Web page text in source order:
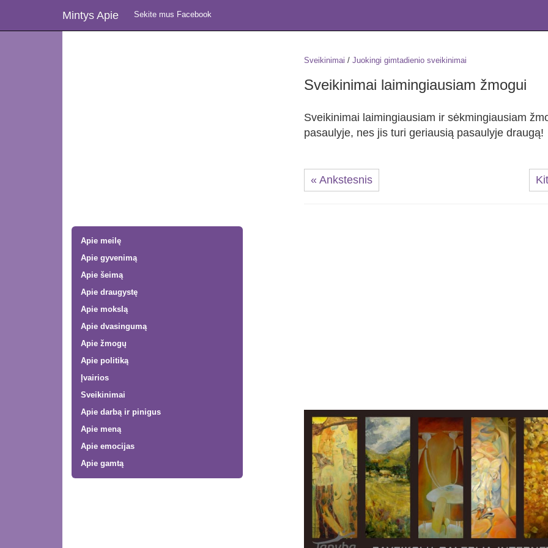
Mintys Apie Sekite mus Facebook
Apie meilę
Apie gyvenimą
Apie šeimą
Apie draugystę
Apie mokslą
Apie dvasingumą
Apie žmogų
Apie politiką
Įvairios
Sveikinimai
Apie darbą ir pinigus
Apie meną
Apie emocijas
Apie gamtą
Sveikinimai / Juokingi gimtadienio sveikinimai
Sveikinimai laimingiausiam žmogui
Sveikinimai laimingiausiam ir sėkmingiausiam
pasaulyje, nes jis turi geriausią pasaulyje draugą!
« Ankstesnis